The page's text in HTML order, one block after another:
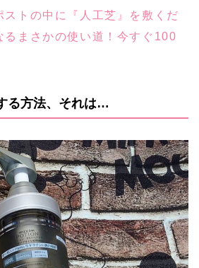
ストの中に『人工芝』を敷くだ
るまさかの使い道！今すぐ100
る方法、それは…